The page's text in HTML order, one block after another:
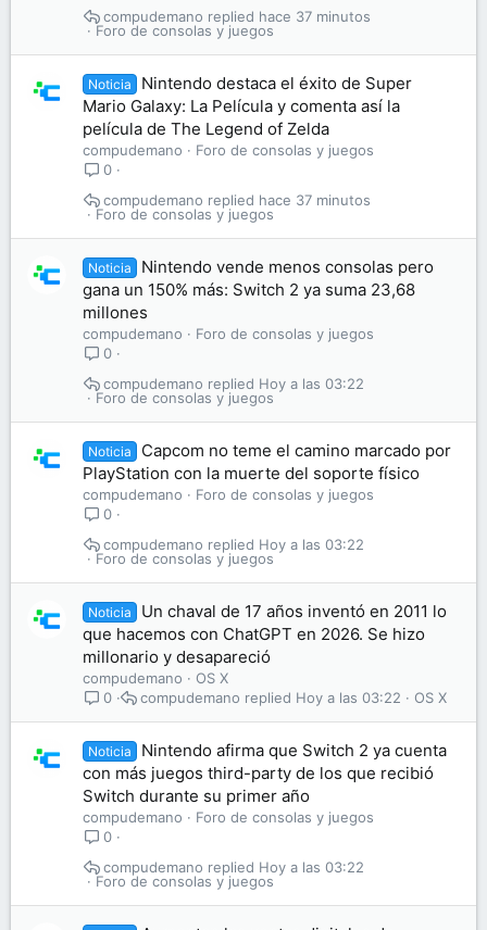
Foro de consolas y juegos
hace 37 minutos
compudemano
Noticia
Nintendo destaca el éxito de Super
Mario Galaxy: La Película y comenta así la
película de The Legend of Zelda
compudemano
Foro de consolas y juegos
0
Foro de consolas y juegos
hace 37 minutos
compudemano
Noticia
Nintendo vende menos consolas pero
gana un 150% más: Switch 2 ya suma 23,68
millones
compudemano
Foro de consolas y juegos
0
Foro de consolas y juegos
Hoy a las 03:22
compudemano
Noticia
Capcom no teme el camino marcado por
PlayStation con la muerte del soporte físico
compudemano
Foro de consolas y juegos
0
Foro de consolas y juegos
Hoy a las 03:22
compudemano
Noticia
Un chaval de 17 años inventó en 2011 lo
que hacemos con ChatGPT en 2026. Se hizo
millonario y desapareció
compudemano
OS X
0
OS X
Hoy a las 03:22
compudemano
Noticia
Nintendo afirma que Switch 2 ya cuenta
con más juegos third-party de los que recibió
Switch durante su primer año
compudemano
Foro de consolas y juegos
0
Foro de consolas y juegos
Hoy a las 03:22
compudemano